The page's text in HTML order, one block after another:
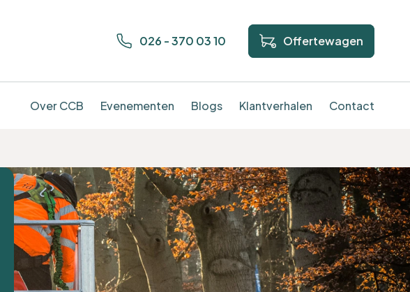
026 - 370 03 10 Offertewagen
Over CCB Evenementen Blogs Klantverhalen Contact